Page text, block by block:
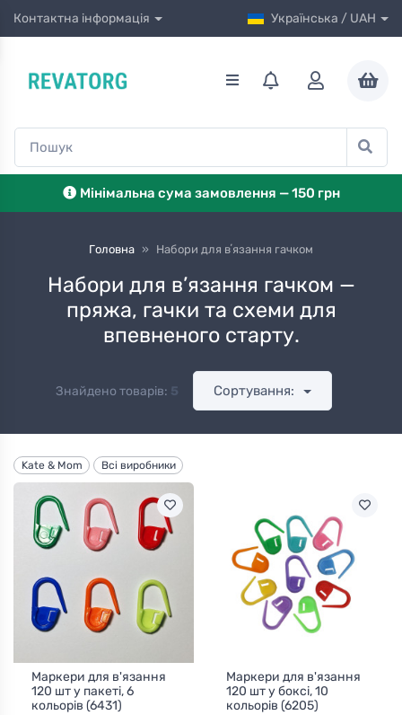
Контактна інформація Українська / UAH
Мінімальна сума замовлення — 150 грн
Головна » Набори для вʼязання гачком
Набори для в’язання гачком —
пряжа, гачки та схеми для
впевненого старту.
Знайдено товарів: 5 Сортування:
Kate & Mom Всі виробники
Маркери для в'язання
120 шт у пакеті, 6
кольорів (6431)
Маркери для в'язання
120 шт у боксі, 10
кольорів (6205)